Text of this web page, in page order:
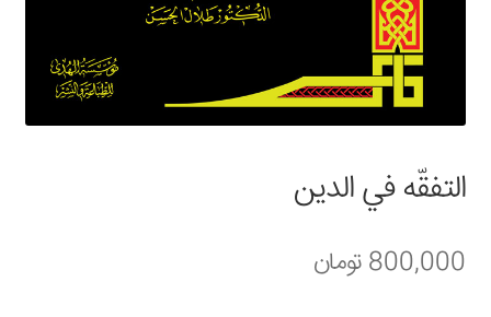
درباره ما
سبد خرید
التفقّه في الدين
800,000تومان